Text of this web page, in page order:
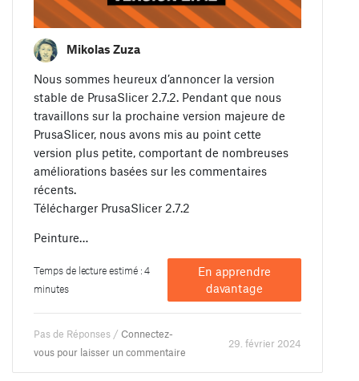
Mikolas Zuza
Nous sommes heureux d’annoncer la version
stable de PrusaSlicer 2.7.2. Pendant que nous
travaillons sur la prochaine version majeure de
PrusaSlicer, nous avons mis au point cette
version plus petite, comportant de nombreuses
améliorations basées sur les commentaires
récents.
Télécharger PrusaSlicer 2.7.2
Peinture…
Temps de lecture estimé : 4
minutes
En apprendre
davantage
Pas de Réponses / Connectez-
vous pour laisser un commentaire
29. février 2024